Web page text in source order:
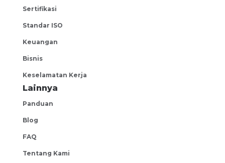
Interior Designer
Q space
Facility & GA Manager
Sertifikasi
Standar ISO
Keuangan
Bisnis
Keselamatan Kerja
Lainnya
Panduan
Blog
FAQ
Tentang Kami